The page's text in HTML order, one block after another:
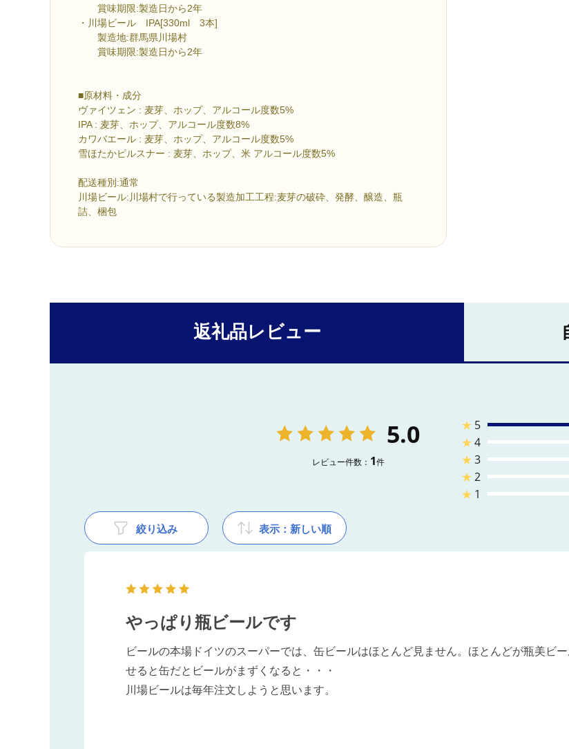
賞味期限:製造日から2年
・川場ビール IPA[330ml 3本]
製造地:群馬県川場村
賞味期限:製造日から2年
■原材料・成分
ヴァイツェン : 麦芽、ホップ、アルコール度数5%
IPA : 麦芽、ホップ、アルコール度数8%
カワバエール : 麦芽、ホップ、アルコール度数5%
雪ほたかピルスナー : 麦芽、ホップ、米 アルコール度数5%
配送種別:通常
川場ビール:川場村で行っている製造加工工程:麦芽の破砕、発酵、醸造、瓶
詰、梱包
返礼品レビュー
5.0
レビュー件数： 1件
★ 5
★4
★3
★2
★ 1
絞り込み 表示：新しい順
やっぱり瓶ビールです
ビールの本場ドイツのスーパーでは、缶ビールはほとんど見ません。ほとんどが瓶美ビ
せると缶だとビールがまずくなると・・・
川場ビールは毎年注文しようと思います。